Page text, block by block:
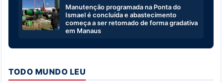
Manutenção programada na Ponta do
Ismael é concluída e abastecimento
começa a ser retomado de forma gradativa
em Manaus
TODO MUNDO LEU